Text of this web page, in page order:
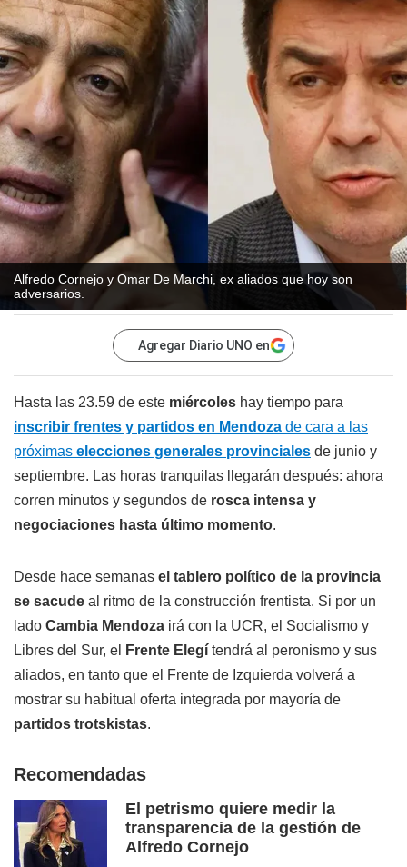
Alfredo Cornejo y Omar De Marchi, ex aliados que hoy son
adversarios.
Agregar Diario UNO en
Hasta las 23.59 de este miércoles hay tiempo para
inscribir frentes y partidos en Mendoza de cara a las
próximas elecciones generales provinciales de junio y
septiembre. Las horas tranquilas llegarán después: ahora
corren minutos y segundos de rosca intensa y
negociaciones hasta último momento.
Desde hace semanas el tablero político de la provincia
se sacude al ritmo de la construcción frentista. Si por un
lado Cambia Mendoza irá con la UCR, el Socialismo y
Libres del Sur, el
Frente Elegí tendrá al peronismo y sus
aliados, en tanto que el Frente de Izquierda volverá a
mostrar su habitual oferta integrada por mayoría de
partidos trotskistas.
Recomendadas
El petrismo quiere medir la
transparencia de la gestión de
Alfredo Cornejo